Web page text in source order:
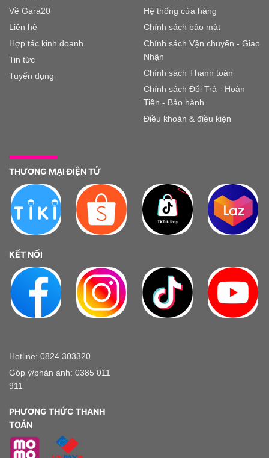
Về Gara20
Liên hệ
Hợp tác kinh doanh
Tin tức
Tuyển dụng
Hệ thống cửa hàng
Chính sách bảo mật
Chính sách Vận chuyển - Giao
Nhận
Chính sách Thanh toán
Chính sách Đổi Trả - Hoàn
Tiền - Bảo hành
Điều khoản & điều kiện
THƯƠNG MẠI ĐIỆN TỬ
KẾT NỐI
Hotline: 0824 303320
Góp ý/phản ánh: 0385 011
911
PHƯƠNG THỨC THANH
TOÁN